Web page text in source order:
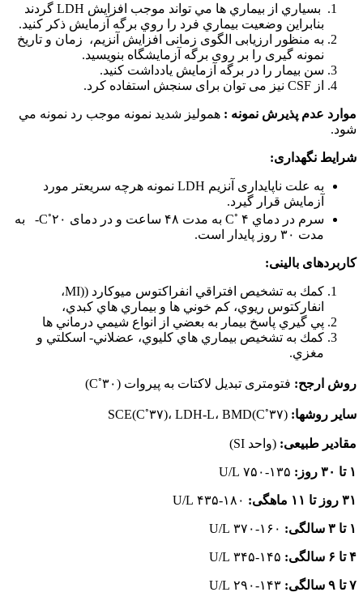
بسياري از بيماري ها مي تواند موجب افزايش LDH گردند
بنابراين وضعيت بيماري فرد را روي برگه آزمايش ذكر کنید.
به منظور ارزیابی الگوی زمانی افزایش آنزیم، زمان و تاریخ
نمونه گیری را بر روی برگه آزمایشگاه بنویسید.
سن بیمار را در برگه آزمایش یادداشت کنید.
از CSF نیز می توان برای سنجش استفاده کرد.
موارد عدم پذیرش نمونه : هموليز شدید نمونه موجب رد نمونه مي
شود.
شرایط نگهداری:
به علت ناپایداری آنزیم LDH نمونه هرچه سريعتر مورد
آزمايش قرار گيرد.
سرم در دماي C
◦ ۴ به مدت ۴۸ ساعت و در دمای C ◦
۲۰- به
مدت ۳۰ روز پایدار است.
کاربردهای بالینی:
كمك به تشخيص افتراقي انفراکتوس میوکارد ((MI،
انفاركتوس ريوي، كم خوني ها و بيماري هاي كبدي،
پي گيري پاسخ بيمار به بعضي از انواع شيمي درماني ها
كمك به تشخيص بيماري هاي كليوي، عضلاني- اسكلتي و
مغزي.
روش ارجح: فتومتری تبدیل لاکتات به پیروات (C ◦۳۰)
سایر روشها: ◦۳۷)، LDH-L، BMD(C◦۳۷)
مقادیر طبیعی: (واحد SI)
۱ تا ۳۰ روز: ۱۳۵-۷۵۰ U/L
۳۱ روز تا ۱۱ ماهگی:
۱ تا ۳ سالگی:
۴ تا ۶ سالگی:
۷ تا ۹ سالگی: ۱۴۳-۲۹۰ U/L